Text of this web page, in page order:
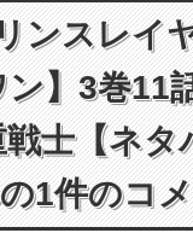
ンスレイ
】3巻11
士【ネタ
1件のコ